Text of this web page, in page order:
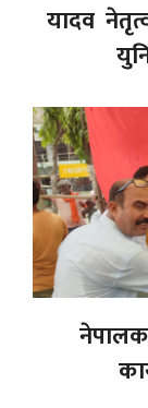
यादव